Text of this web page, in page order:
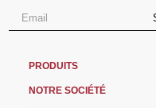
PRODUITS
NOTRE SOCIÉTÉ